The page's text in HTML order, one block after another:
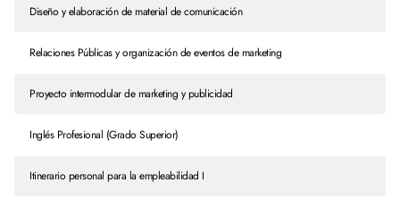
Diseño y elaboración de material de comunicación
Relaciones Públicas y organización de eventos de marketing
Proyecto intermodular de marketing y publicidad
Inglés Profesional (Grado Superior)
Itinerario personal para la empleabilidad I